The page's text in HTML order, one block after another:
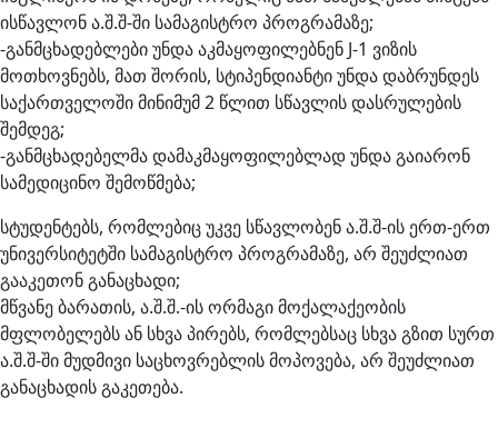
ისწავლონ ა.შ.შ-ში სამაგისტრო პროგრამაზე;
-განმცხადებლები უნდა აკმაყოფილებნენ J-1 ვიზის
მოთხოვნებს, მათ შორის, სტიპენდიანტი უნდა დაბრუნდეს
საქართველოში მინიმუმ 2 წლით სწავლის დასრულების
შემდეგ;
-განმცხადებელმა დამაკმაყოფილებლად უნდა გაიარონ
სამედიცინო შემოწმება;
სტუდენტებს, რომლებიც უკვე სწავლობენ ა.შ.შ-ის ერთ-ერთ
უნივერსიტეტში სამაგისტრო პროგრამაზე, არ შეუძლიათ
გააკეთონ განაცხადი;
მწვანე ბარათის, ა.შ.შ.-ის ორმაგი მოქალაქეობის
მფლობელებს ან სხვა პირებს, რომლებსაც სხვა გზით სურთ
ა.შ.შ-ში მუდმივი საცხოვრებლის მოპოვება, არ შეუძლიათ
განაცხადის გაკეთება.